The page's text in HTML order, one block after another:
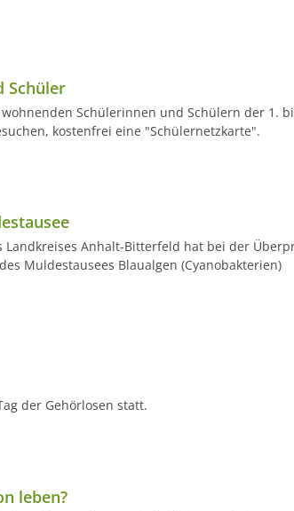
Schüler
Schülerinnen und Schülern der 1.
kostenfrei eine "Schülernetzkarte".
Landkreises Anhalt-Bitterfeld hat bei der
Muldestausees Blaualgen (Cyanobakterien)
der Gehörlosen statt.
leben?